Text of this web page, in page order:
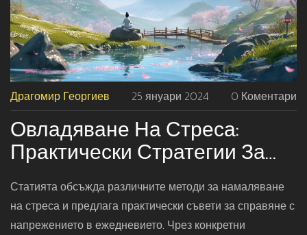
Драгомир Георгиев 25 януари 2024 0 Коментари
Овладяване На Стреса:
Практически Стратегии За
По-Спокоен Живот
Статията обсъжда различните методи за намаляване
на стреса и предлага практически съвети за справяне с
напрежението в ежедневието. Чрез конкретни